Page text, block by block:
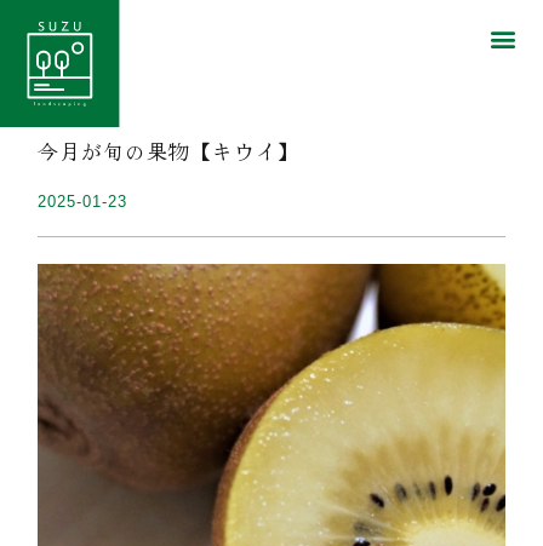
今月が旬の果物【キウイ】
2025-01-23